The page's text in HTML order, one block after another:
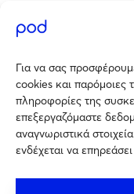
Για να σας
cookies και παρόμοιες
πληροφορίες της
επεξεργαζόμαστε
αναγνωριστικά
ενδέχεται να